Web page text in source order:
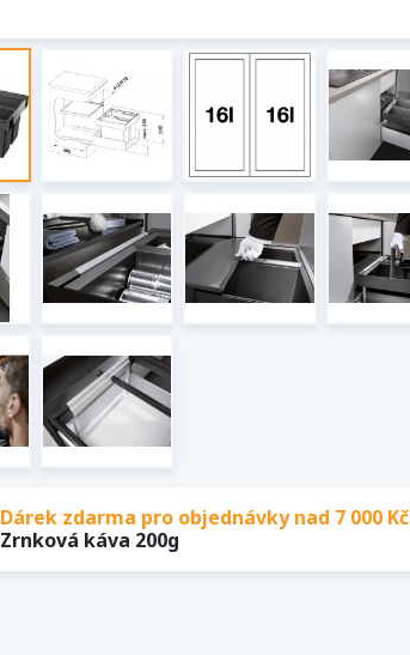
Dárek zdarma pro objednávky nad 7 000 Kč
Zrnková káva 200g